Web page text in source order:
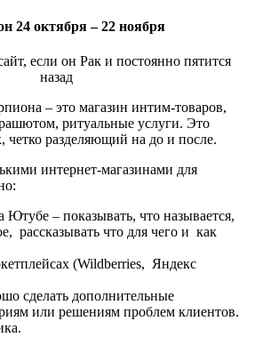
24 октября – 22 ноября
– это магазин интим-товаров,
ритуальные услуги. Это
четко разделяющий на до и после.
интернет-магазинами для
Ютубе – показывать, что называется,
рассказывать что для чего и как
(Wildberries, Яндекс
сделать дополнительные
или решениям проблем клиентов.